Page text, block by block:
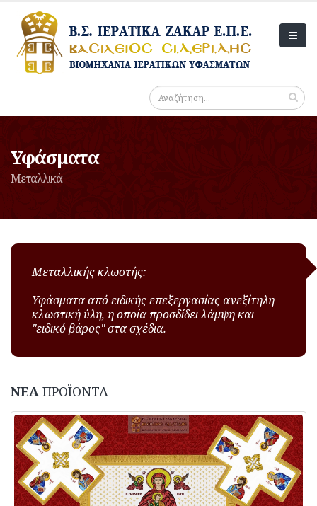
Υφάσματα
Μεταλλικά
Μεταλλικής κλωστής:
Υφάσματα από ειδικής επεξεργασίας ανεξίτηλη
κλωστική ύλη, η οποία προσδίδει λάμψη και
"ειδικό βάρος" στα σχέδια.
ΝΕΑ ΠΡΟΪΟΝΤΑ